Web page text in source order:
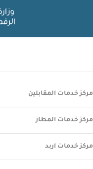
مركز خدمات المقابلين
مركز خدمات المطار
مركز خدمات اربد